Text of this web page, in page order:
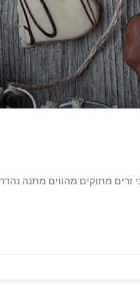
זרים מתוקים מהווים מתנה